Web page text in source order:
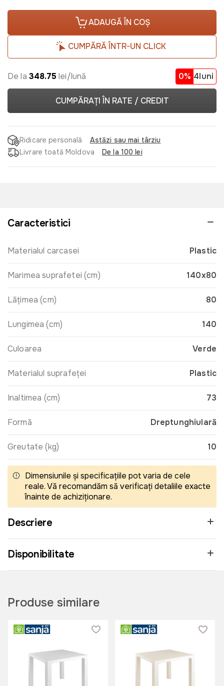
ADAUGĂ ÎN COȘ
CUMPĂRĂ ÎNTR-UN CLICK
De la 348.75 lei/lună 0% 4luni
CUMPĂRAȚI ÎN RATE / CREDIT
Ridicare personală
Astăzi sau mai târziu
Livrare toată Moldova
De la 100 lei
Caracteristici
Materialul carcasei Plastic
Marimea suprafetei (cm) 140x80
Lățimea (cm) 80
Lungimea (cm) 140
Culoarea Verde
Materialul suprafeței Plastic
Inaltimea (cm) 73
Formă Dreptunghiulară
Greutate (kg) 10
Dimensiunile și specificațiile pot varia de cele
reale. Vă recomandăm să verificați detaliile exacte
înainte de achiziționare.
Descriere
Disponibilitate
Produse similare